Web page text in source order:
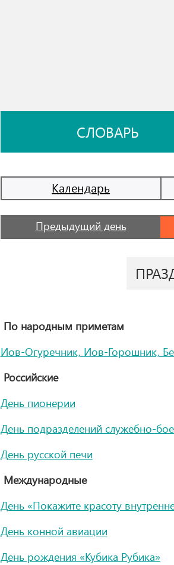
СЛОВАРЬ
Календарь
Предыдущий день
По народным приметам
Иов-Огуречник, Иов-Горошник,
Российские
День пионерии
День подразделений служебно-
День русской печи
Международные
День «Покажите красоту
День конной авиации
День рождения «Кубика Рубика»